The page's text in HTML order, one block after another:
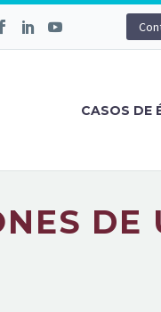
CASOS DE
DE